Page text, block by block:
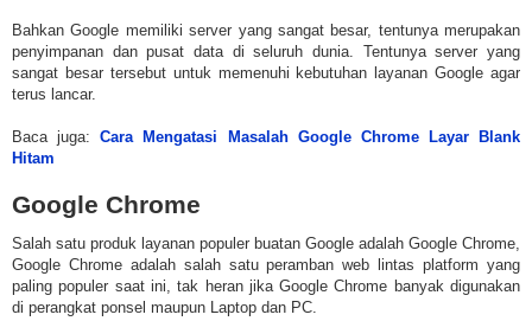
Bahkan Google memiliki server yang sangat besar, tentunya merupakan
penyimpanan dan pusat data di seluruh dunia. Tentunya server yang
sangat besar tersebut untuk memenuhi kebutuhan layanan Google agar
terus lancar.
Baca juga:Cara Mengatasi Masalah Google Chrome Layar Blank
Hitam
Google Chrome
Salah satu produk layanan populer buatan Google adalah Google Chrome,
Google Chrome adalah salah satu peramban web lintas platform yang
paling populer saat ini, tak heran jika Google Chrome banyak digunakan
di perangkat ponsel maupun Laptop dan PC.